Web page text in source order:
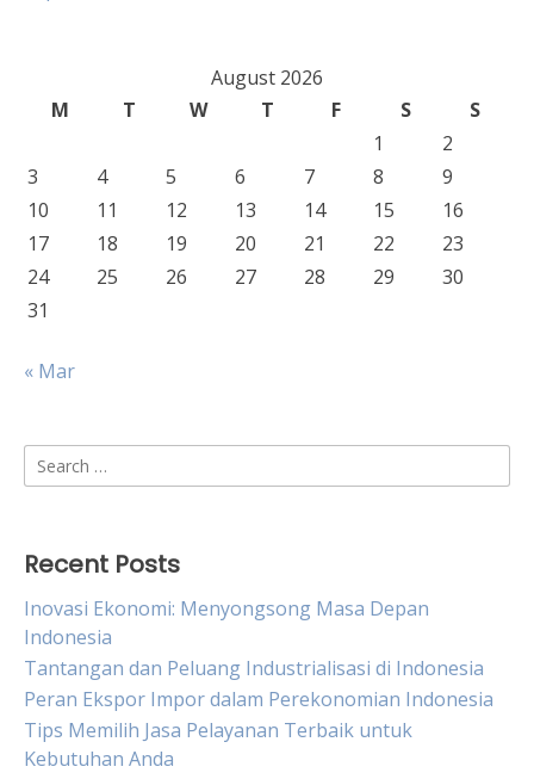
August 2026
M
T W T F S
S
1
2
3
4 5 6 7 8
9
10
11 12 13 14 15
16
17
18 19 20 21 22
23
24
25 26 27 28 29
30
31
« Mar
Search
for:
Recent Posts
Inovasi Ekonomi: Menyongsong Masa Depan
Indonesia
Tantangan dan Peluang Industrialisasi di Indonesia
Peran Ekspor Impor dalam Perekonomian Indonesia
Tips Memilih Jasa Pelayanan Terbaik untuk
Kebutuhan Anda